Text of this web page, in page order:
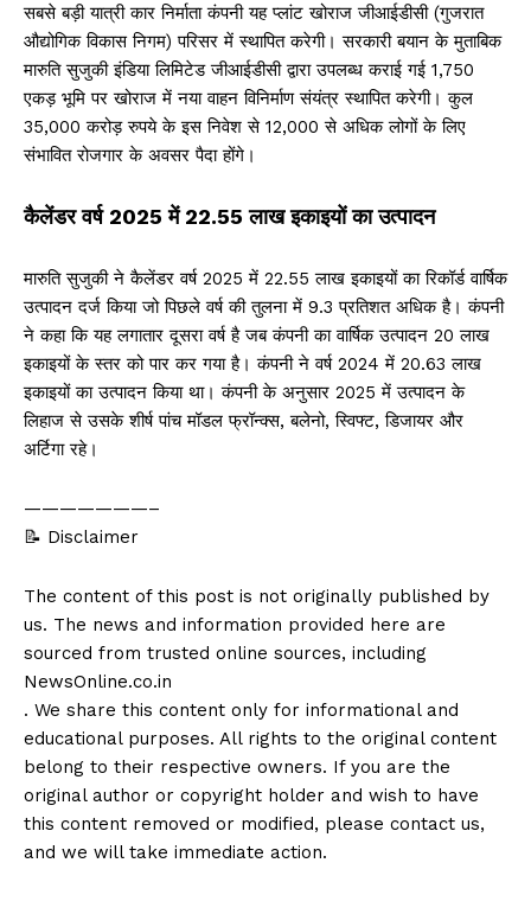
सबसे बड़ी यात्री कार निर्माता कंपनी यह प्लांट खोराज जीआईडीसी (गुजरात
औद्योगिक विकास निगम) परिसर में स्थापित करेगी। सरकारी बयान के मुताबिक
मारुति सुजुकी इंडिया लिमिटेड जीआईडीसी द्वारा उपलब्ध कराई गई 1,750
एकड़ भूमि पर खोराज में नया वाहन विनिर्माण संयंत्र स्थापित करेगी। कुल
35,000 करोड़ रुपये के इस निवेश से 12,000 से अधिक लोगों के लिए
संभावित रोजगार के अवसर पैदा होंगे।
कैलेंडर वर्ष 2025 में 22.55 लाख इकाइयों का उत्पादन
मारुति सुजुकी ने कैलेंडर वर्ष 2025 में 22.55 लाख इकाइयों का रिकॉर्ड वार्षिक
उत्पादन दर्ज किया जो पिछले वर्ष की तुलना में 9.3 प्रतिशत अधिक है। कंपनी
ने कहा कि यह लगातार दूसरा वर्ष है जब कंपनी का वार्षिक उत्पादन 20 लाख
इकाइयों के स्तर को पार कर गया है। कंपनी ने वर्ष 2024 में 20.63 लाख
इकाइयों का उत्पादन किया था। कंपनी के अनुसार 2025 में उत्पादन के
लिहाज से उसके शीर्ष पांच मॉडल फ्रॉन्क्स, बलेनो, स्विफ्ट, डिजायर और
अर्टिगा रहे।
———————–
📝 Disclaimer
The content of this post is not originally published by
us. The news and information provided here are
sourced from trusted online sources, including
NewsOnline.co.in
. We share this content only for informational and
educational purposes. All rights to the original content
belong to their respective owners. If you are the
original author or copyright holder and wish to have
this content removed or modified, please contact us,
and we will take immediate action.